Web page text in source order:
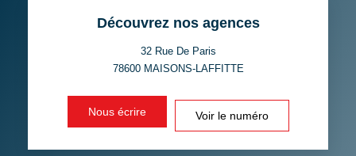
PART DES MÉNAGES SANS
VOITURE
ECOLES ET CRÈCHES
Découvrez nos agences
32 Rue De Paris
78600 MAISONS-LAFFITTE
Nous écrire Voir le numéro